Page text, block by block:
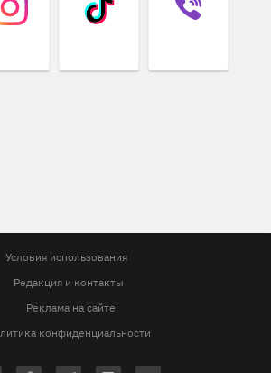
Условия использования
Редакция и контакты
Реклама на сайте
конфиденциальности